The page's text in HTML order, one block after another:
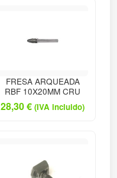
FRESA ARQUEADA
RBF 10X20MM CRU
28,30€ (IVA incluido)